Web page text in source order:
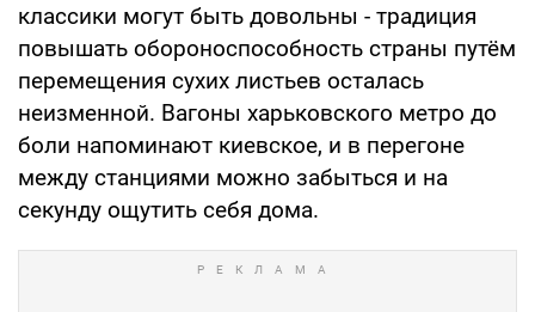
классики могут быть довольны - традиция
повышать обороноспособность страны путём
перемещения сухих листьев осталась
неизменной. Вагоны харьковского метро до
боли напоминают киевское, и в перегоне
между станциями можно забыться и на
секунду ощутить себя дома.